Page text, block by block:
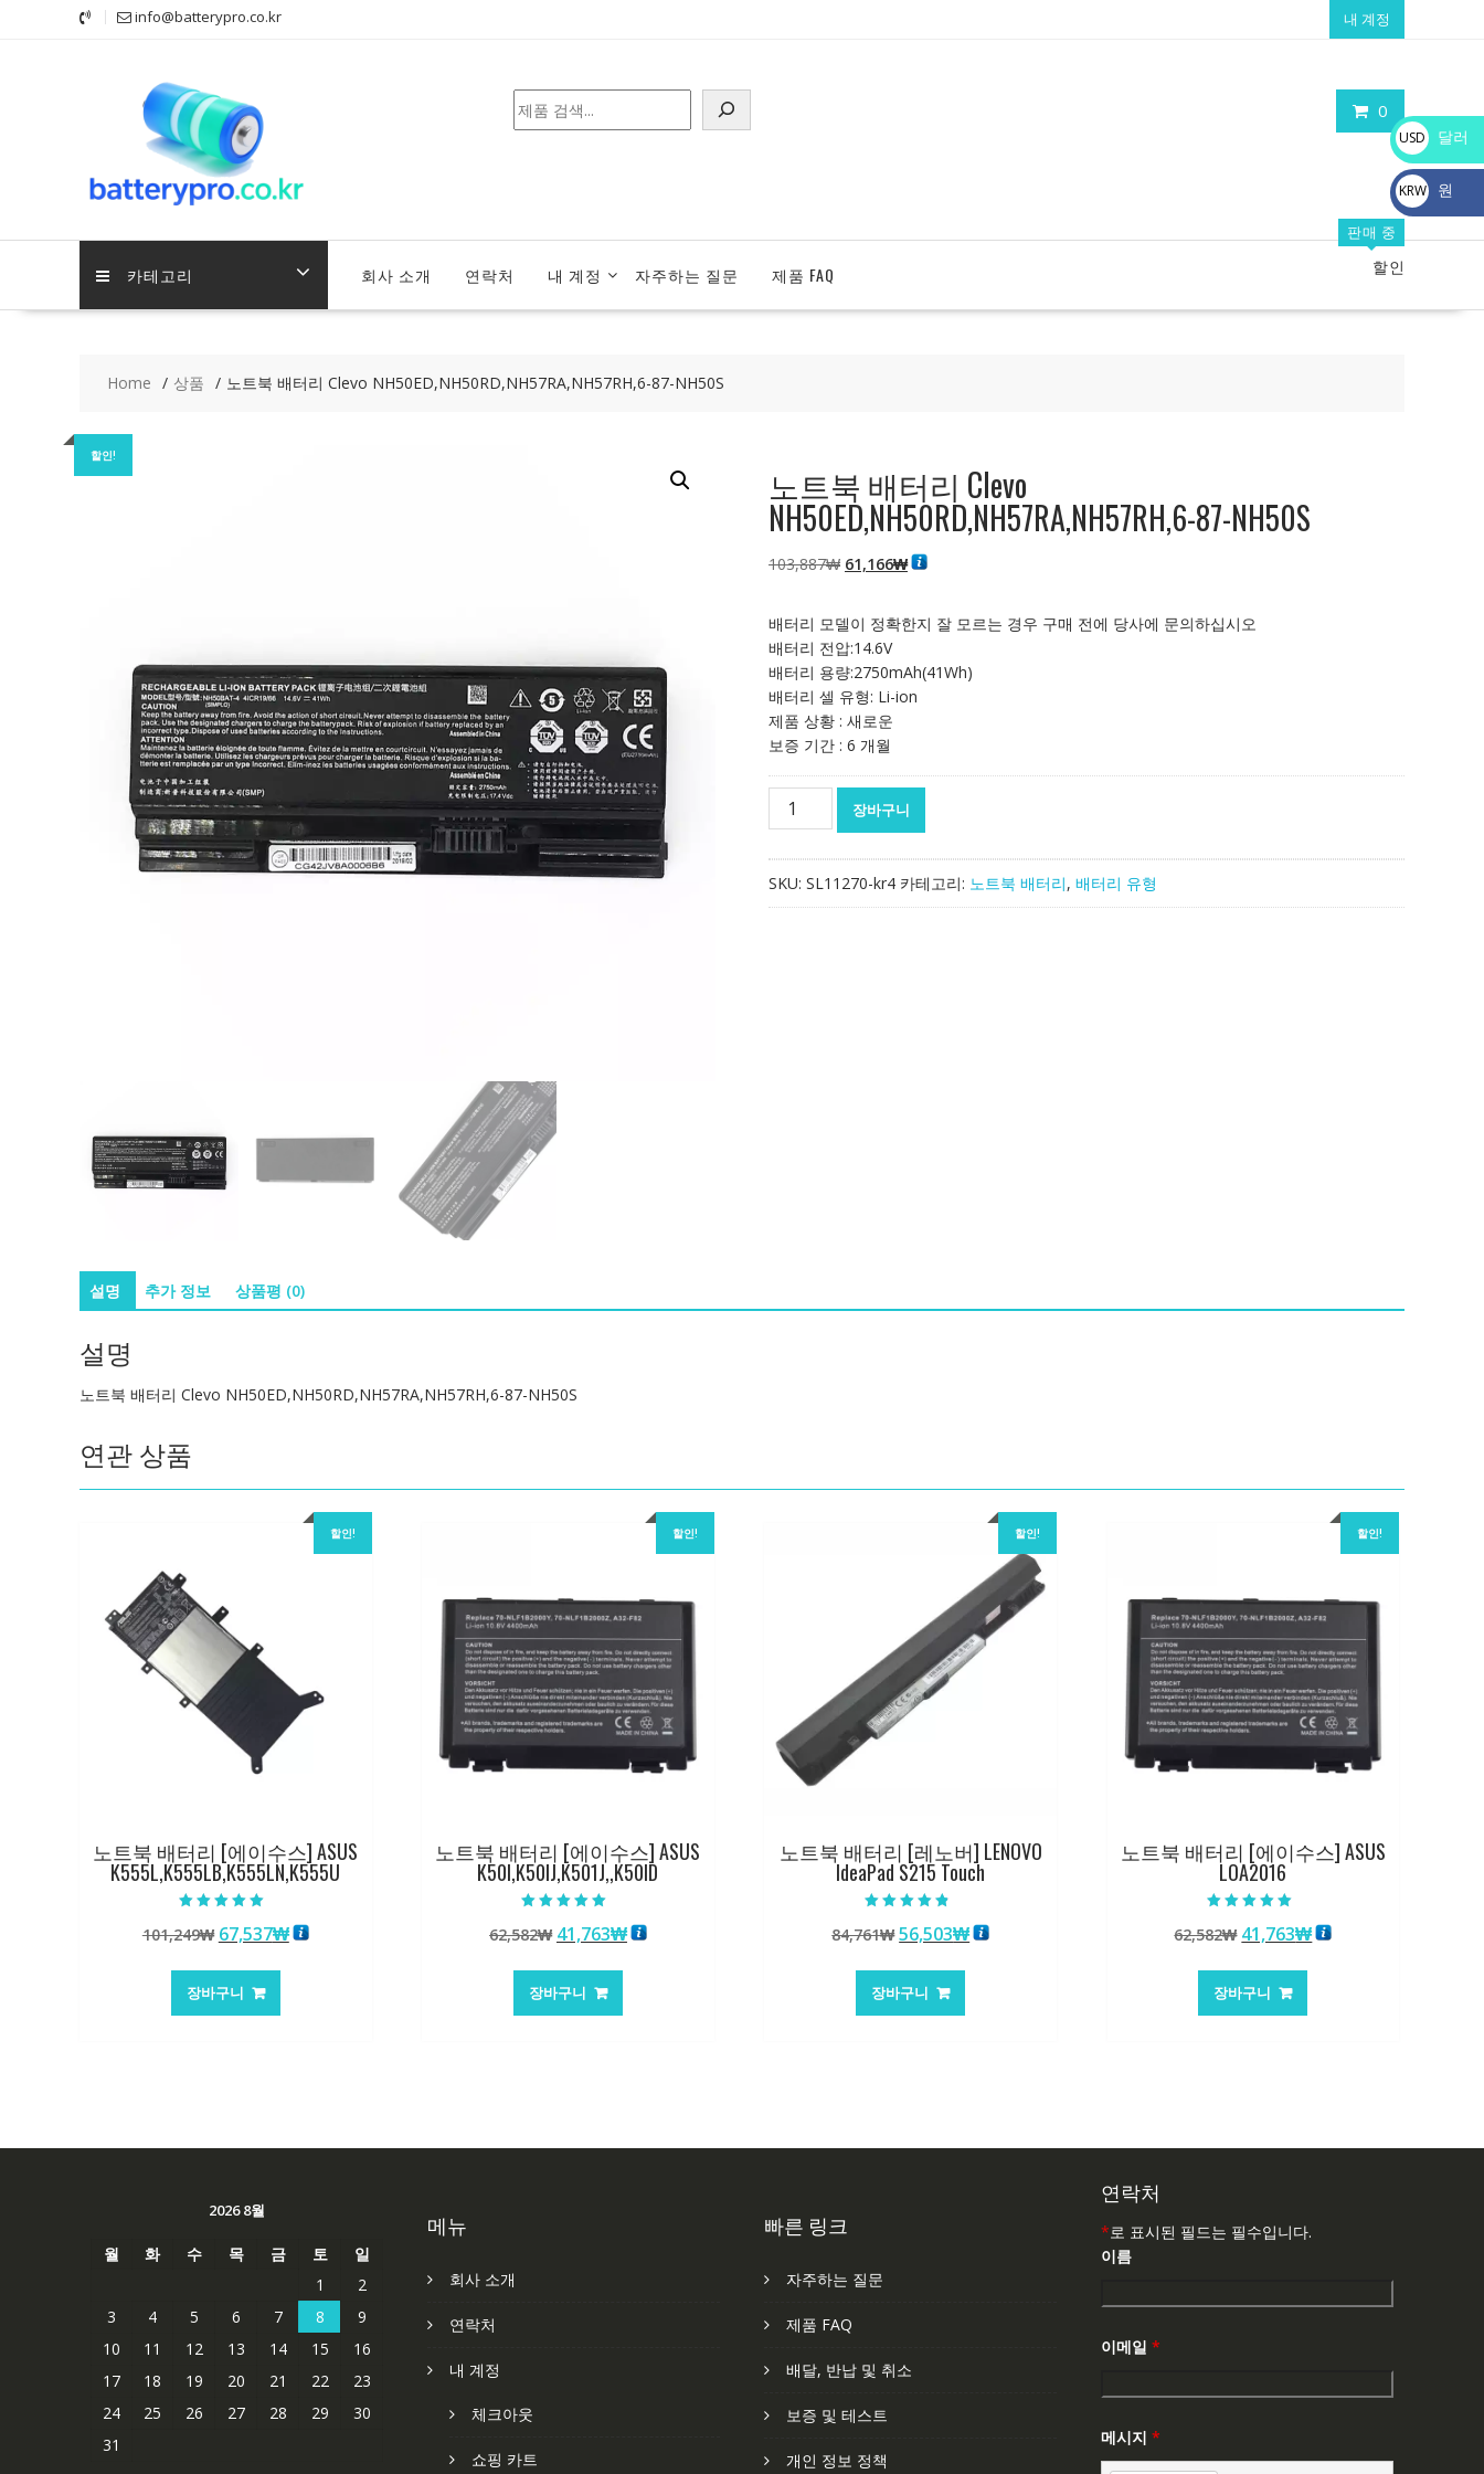
info@batterypro.co.kr 내 계정
0
검
색
카테고리 회사 소개 연락처 내 계정 자주하는 질문 제품 FAQ
판매 중
할인
Home 상품 노트북 배터리 Clevo NH50ED,NH50RD,NH57RA,NH57RH,6-87-NH50S
할인!
노트북 배터리 Clevo
NH50ED,NH50RD,NH57RA,NH57RH,6-87-NH50S
103,887₩ 원
격:
103,887₩
61,166₩현
격:
배터리 모델이 정확한지 잘 모르는 경우 구매 전에 당사에 문의하십시오
배터리 전압:14.6V
배터리 용량:2750mAh(41Wh)
배터리 셀 유형: Li-ion
제품 상황 : 새로운
보증 기간 : 6 개월
터
장바구니
SKU: SL11270-kr4 카테고리: 노트북 배터리, 배터리 유형
설명 추가 정보 상품평 (0)
설명
노트북 배터리 Clevo NH50ED,NH50RD,NH57RA,NH57RH,6-87-NH50S
연관 상품
할인!
노트북 배터리 [에이수스] ASUS
K555L,K555LB,K555LN,K555U
5.00
로 평가됨
101,249₩ 원
가
격:
67,537₩현
장바구니
할인!
노트북 배터리 [에이수스] ASUS
K50I,K50IJ,K501J,,K50ID
5.00
로 평가됨
62,582₩ 원
가
격:
41,763₩현
장바구니
할인!
노트북 배터리 [레노버] LENOVO
IdeaPad S215 Touch
4.50
로 평가됨
84,761₩ 원
가
격:
56,503₩현
장바구니
할인!
노트북 배터리 [에이수스] ASUS
LOA2016
5.00
로 평가됨
62,582₩ 원
가
격:
41,763₩현
장바구니
2026 8월
월 화 수 목 금 토
일
1
2
3
4 5 6 7 8
9
10
11 12 13 14 15
16
17
18 19 20 21 22
23
24
25 26 27 28 29
30
31
메뉴
회사 소개
연락처
내 계정
체크아웃
쇼핑 카트
빠른 링크
자주하는 질문
제품 FAQ
배달, 반납 및 취소
보증 및 테스트
개인 정보 정책
연락처
*로 표시된 필드는 필수입니다.
이름
이메일 *
메시지 *
USD
$
달러
KRW
₩
원